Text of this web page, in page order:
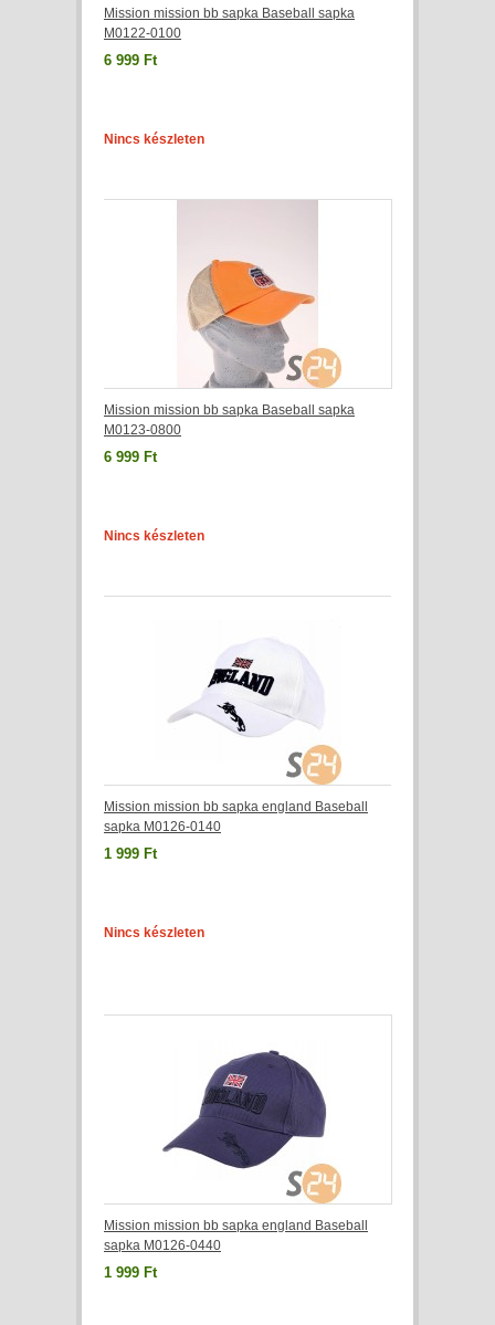
Mission mission bb sapka Baseball sapka
M0122-0100
6 999 Ft
Nincs készleten
Mission mission bb sapka Baseball sapka
M0123-0800
6 999 Ft
Nincs készleten
Mission mission bb sapka england Baseball
sapka M0126-0140
1 999 Ft
Nincs készleten
Mission mission bb sapka england Baseball
sapka M0126-0440
1 999 Ft